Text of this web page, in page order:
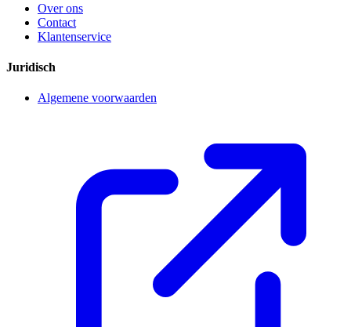
Over ons
Contact
Klantenservice
Juridisch
Algemene voorwaarden